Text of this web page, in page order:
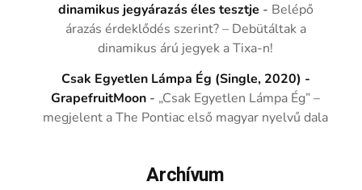
dinamikus jegyárazás éles tesztje - Belépő
árazás érdeklődés szerint? – Debütáltak a
dinamikus árú jegyek a Tixa-n!
Csak Egyetlen Lámpa Ég (Single, 2020) -
GrapefruitMoon - „Csak Egyetlen Lámpa Ég” –
megjelent a The Pontiac első magyar nyelvű dala
Archívum